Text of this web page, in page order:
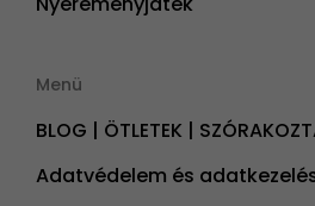
Menü
BLOG | ÖTLETEK |
Adatvédelem és